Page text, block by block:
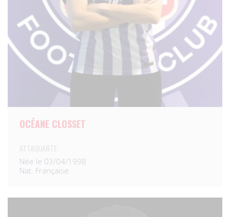
OCÉANE CLOSSET
Née le 03/04/1998
Nat. Française